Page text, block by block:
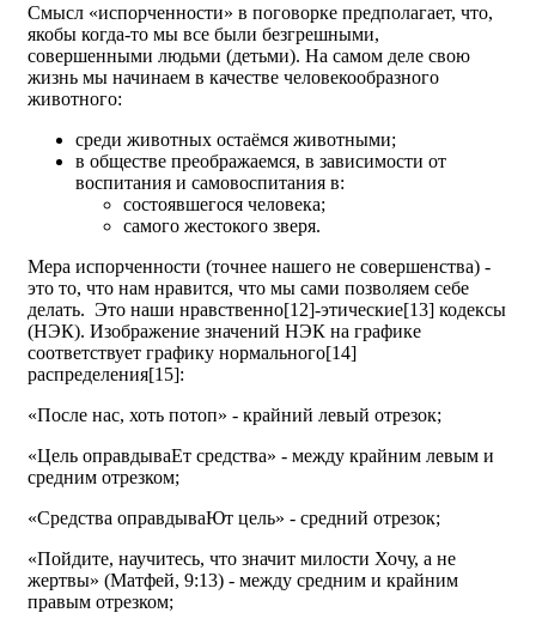
Смысл «испорченности» в поговорке предполагает, что,
якобы когда-то мы все были безгрешными,
совершенными людьми (детьми). На самом деле свою
жизнь мы начинаем в качестве человекообразного
животного:
среди животных остаёмся животными;
в обществе преображаемся, в зависимости от
воспитания и самовоспитания в:
состоявшегося человека;
самого жестокого зверя.
Мера испорченности (точнее нашего не совершенства) -
это то, что нам нравится, что мы сами позволяем себе
делать. Это наши нравственно[12]-этические[13] кодексы
(НЭК). Изображение значений НЭК на графике
соответствует графику нормального[14]
распределения[15]:
«После нас, хоть потоп» - крайний левый отрезок;
«Цель оправдываЕт средства» - между крайним левым и
средним отрезком;
«Средства оправдываЮт цель» - средний отрезок;
«Пойдите, научитесь, что значит милости Хочу, а не
жертвы» (Матфей, 9:13) - между средним и крайним
правым отрезком;